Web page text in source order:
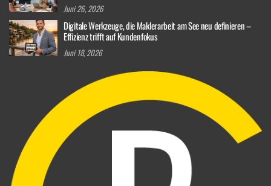
Juni 26, 2026
Digitale Werkzeuge, die Maklerarbeit am See neu definieren –
Effizienz trifft auf Kundenfokus
Juni 18, 2026